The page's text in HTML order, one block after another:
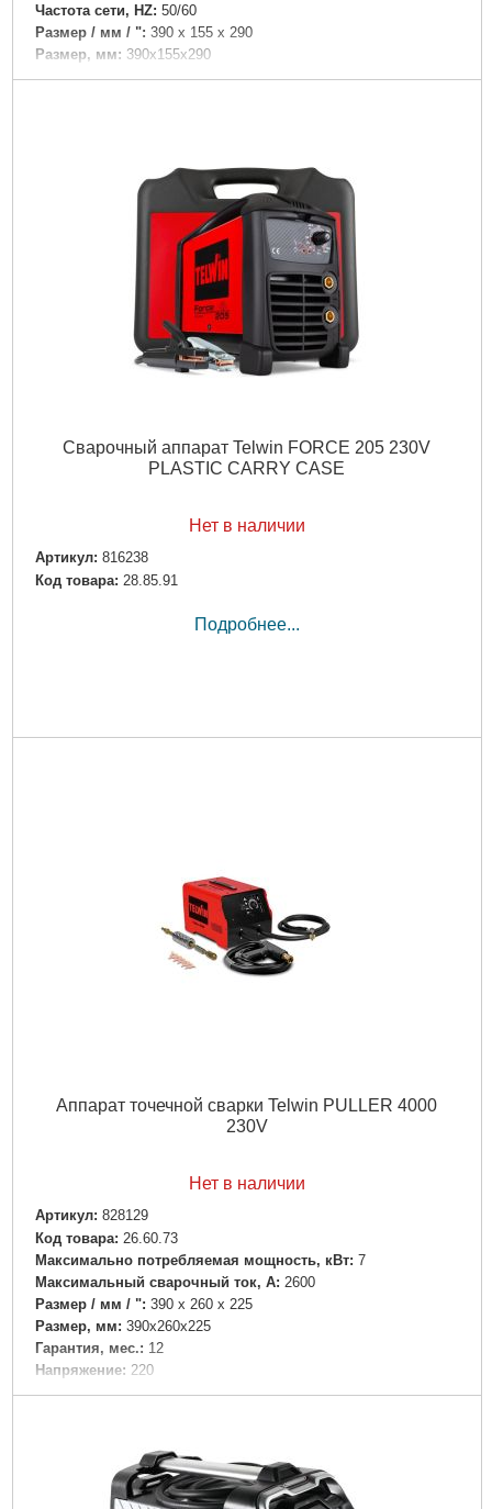
Частота сети, HZ: 50/60
Размер / мм / ": 390 x 155 x 290
Размер, мм: 390x155x290
Гарантия, мес: 12
Подробнее...
Сварочный аппарат Telwin FORCE 205 230V
PLASTIC CARRY CASE
Нет в наличии
Артикул: 816238
Код товара: 28.85.91
Подробнее...
Аппарат точечной сварки Telwin PULLER 4000
230V
Нет в наличии
Артикул: 828129
Код товара: 26.60.73
Максимально потребляемая мощность, кВт: 7
Максимальный сварочный ток, А: 2600
Размер / мм / ": 390 x 260 x 225
Размер, мм: 390x260x225
Гарантия, мес.: 12
Напряжение: 220